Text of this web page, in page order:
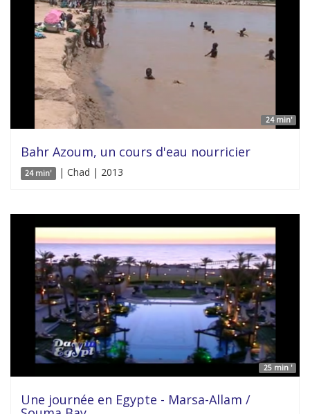
24 min'
Bahr Azoum, un cours d'eau nourricier
24 min' | Chad | 2013
25 min '
Une journée en Egypte - Marsa-Allam /